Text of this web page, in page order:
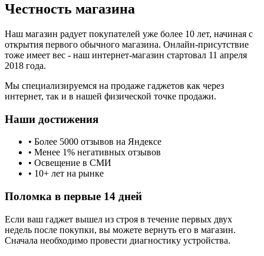
Честность магазина
Наш магазин радует покупателей уже более 10 лет, начиная с
открытия первого обычного магазина. Онлайн-присутствие
тоже имеет вес - наш интернет-магазин стартовал 11 апреля
2018 года.
Мы специализируемся на продаже гаджетов как через
интернет, так и в нашей физической точке продажи.
Наши достижения
• Более 5000 отзывов на Яндексе
• Менее 1% негативных отзывов
• Освещение в СМИ
• 10+ лет на рынке
Поломка в первые 14 дней
Если ваш гаджет вышел из строя в течение первых двух
недель после покупки, вы можете вернуть его в магазин.
Сначала необходимо провести диагностику устройства.